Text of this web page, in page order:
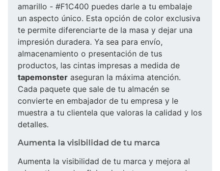
amarillo - #F1C400 puedes darle a tu embalaje
un aspecto único. Esta opción de color exclusiva
te permite diferenciarte de la masa y dejar una
impresión duradera. Ya sea para envío,
almacenamiento o presentación de tus
productos, las cintas impresas a medida de
tapemonster aseguran la máxima atención.
Cada paquete que sale de tu almacén se
convierte en embajador de tu empresa y le
muestra a tu clientela que valoras la calidad y los
detalles.
Aumenta la visibilidad de tu marca
Aumenta la visibilidad de tu marca y mejora al